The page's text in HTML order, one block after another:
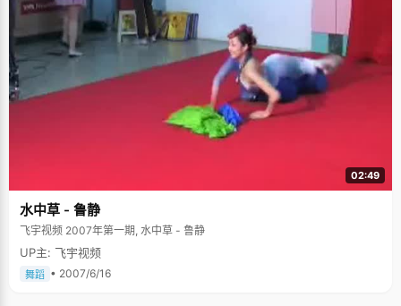
02:49
水中草 - 鲁静
飞宇视频 2007年第一期, 水中草 - 鲁静
UP主: 飞宇视频
舞蹈 • 2007/6/16